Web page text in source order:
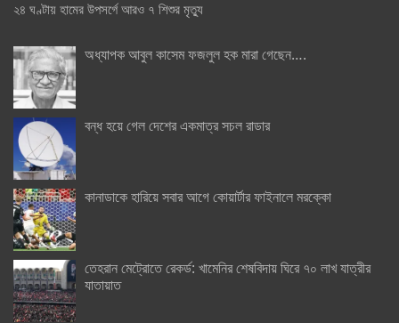
২৪ ঘণ্টায় হামের উপসর্গে আরও ৭ শিশুর মৃত্যু
অধ্যাপক আবুল কাসেম ফজলুল হক মারা গেছেন….
বন্ধ হয়ে গেল দেশের একমাত্র সচল রাডার
কানাডাকে হারিয়ে সবার আগে কোয়ার্টার ফাইনালে মরক্কো
তেহরান মেট্রোতে রেকর্ড: খামেনির শেষবিদায় ঘিরে ৭০ লাখ যাত্রীর
যাতায়াত